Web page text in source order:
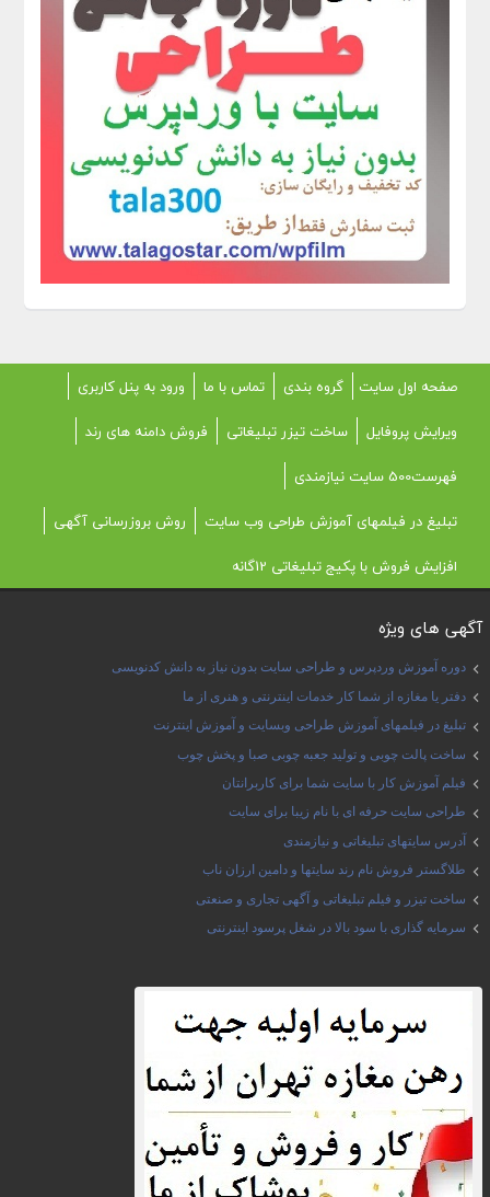
صفحه اول سایت گروه بندی تماس با ما
ورود به پنل کاربری
ویرایش پروفایل
ساخت تیزر تبلیغاتی
فروش دامنه های رند
فهرست500 سایت نیازمندی
تبلیغ در فیلمهای آموزش طراحی وب سایت
روش بروزرسانی آگهی
افزایش فروش با پکیج تبلیغاتی 12گانه
آگهی های ویژه
دوره آموزش وردپرس و طراحی سایت بدون نیاز به دانش کدنویسی
دفتر یا مغازه از شما کار خدمات اینترنتی و هنری از ما
تبلیغ در فیلمهای آموزش طراحی وبسایت و آموزش اینترنت
ساخت پالت چوبی و تولید جعبه چوبی صبا و پخش چوب
فیلم آموزش کار با سایت شما برای کاربرانتان
طراحی سایت حرفه ای با نام زیبا برای سایت
آدرس سایتهای تبلیغاتی و نیازمندی
طلاگستر فروش نام رند سایتها و دامین ارزان ناب
ساخت تیزر و فیلم تبلیغاتی و آگهی تجاری و صنعتی
سرمایه گذاری با سود بالا در شغل پرسود اینترنتی